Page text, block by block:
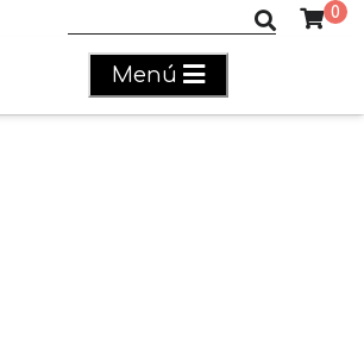
0
Menú